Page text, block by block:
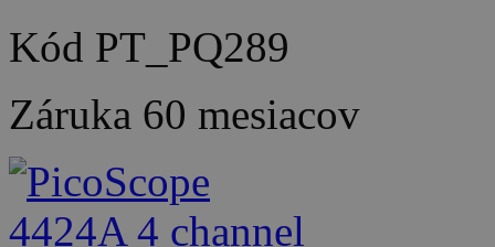
Kód PT_PQ289
Záruka 60 mesiacov